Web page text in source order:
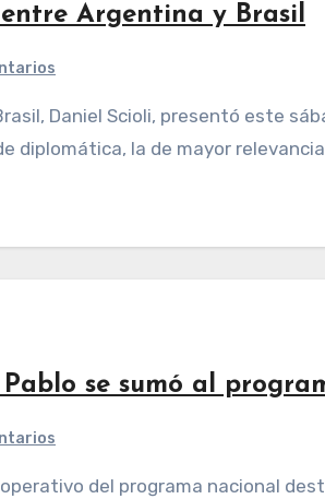
Argentina y Brasil
diplomática, la de mayor
se sumó al